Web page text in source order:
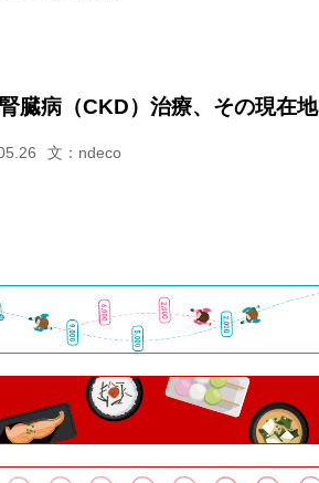
臓病（CKD）治療、その現在地
文：ndeco